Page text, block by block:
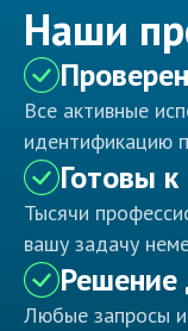
Наши
Все активные
идентификацию
Готовы
Тысячи
вашу задачу
Решение
Любые запросы